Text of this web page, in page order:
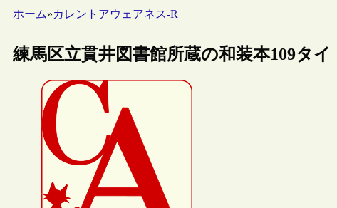
ホーム»カレントアウェアネス-R
練馬区立貫井図書館所蔵の和装本109タ